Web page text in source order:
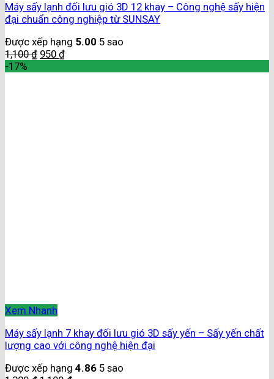
Máy sấy lạnh đối lưu gió 3D 12 khay – Công nghệ sấy hiện
đại chuẩn công nghiệp từ SUNSAY
Được xếp hạng 5.00 5 sao
1,100₫ 950 ₫
-17%
Xem Nhanh
Máy sấy lạnh 7 khay đối lưu gió 3D sấy yến – Sấy yến chất
lượng cao với công nghệ hiện đại
Được xếp hạng 4.86 5 sao